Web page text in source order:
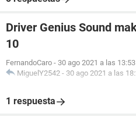
Driver Genius Sound
10
FernandoCaro - 30 ago 2021 a las 13:53
MiguelY2542 - 30 ago 2021 a las
1 respuesta